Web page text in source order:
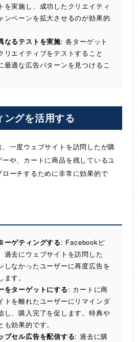
を実施し、成功したクリエイティ
ンペーンを拡大させるのが効果的
なるテストを実施: 各ターゲット
リエイティブをテストすること
最適な広告パターンを見つけるこ
ングを活用する
一度ウェブサイトを訪問したが購
や、カートに商品を残しているユ
ーチするために非常に効果的で
ーゲティングする: Facebookピ
過去にウェブサイトを訪問した
しなかったユーザーに再度広告を
す。
をターゲットにする: カートに商
トを離れたユーザーにリマインダ
し、購入完了を促します。特典や
効果的です。
プセル広告を配信する: 過去に購